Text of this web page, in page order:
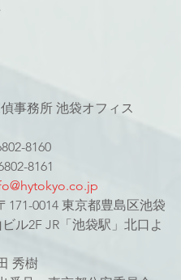
事務所 池袋オフィス
8160
8161
171-0014 東京都豊島区池袋
ル2F JR「池袋駅」北口よ
秀樹